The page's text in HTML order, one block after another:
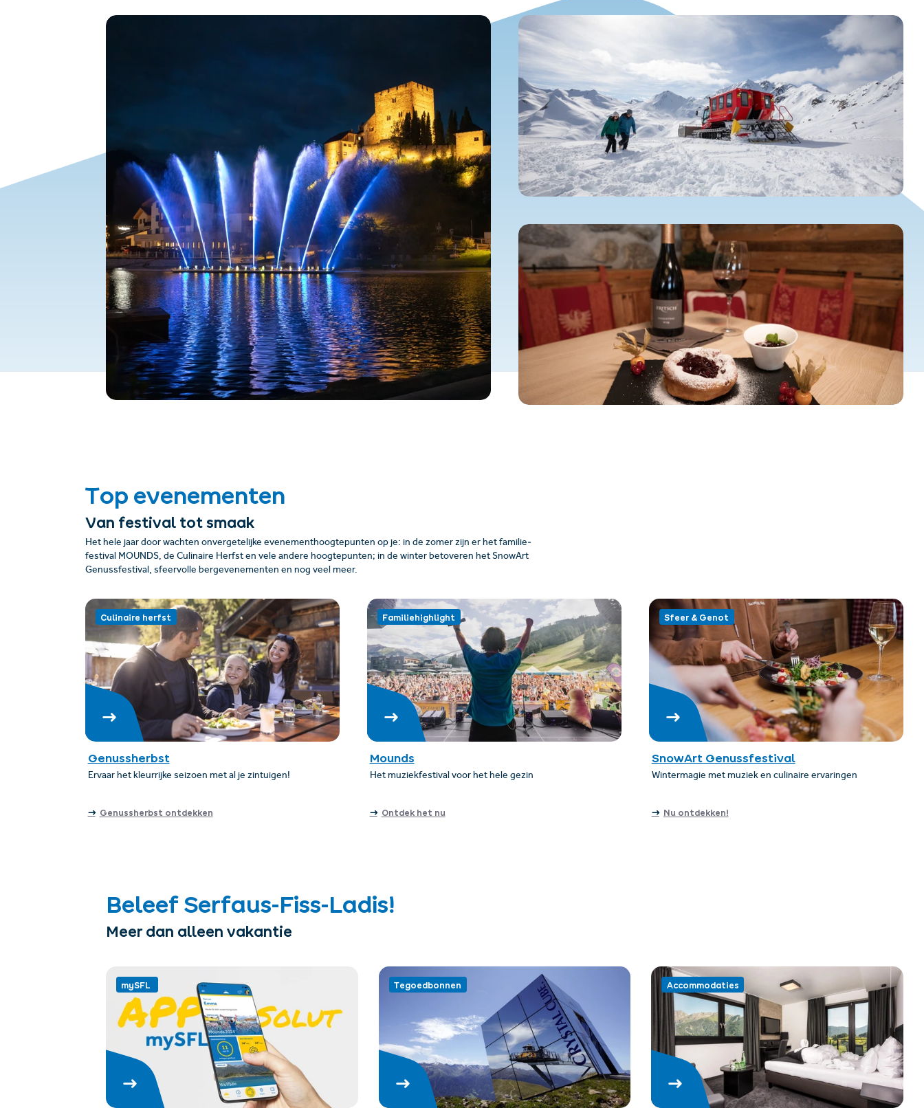
Top evenementen
Van festival tot smaak
Het hele jaar door wachten onvergetelijke evenementhoogtepunten op je: in de zomer zijn er het familie­
festival MOUNDS, de Culinaire Herfst en vele andere hoogtepunten; in de winter betoveren het SnowArt
Genussfestival, sfeervolle berg­evenementen en nog veel meer.
Culinaire herfst
Genussherbst
Ervaar het kleurrijke seizoen met al je zintuigen!
Genussherbst ontdekken
Familiehighlight
Mounds
Het muziekfestival voor het hele gezin
Ontdek het nu
Sfeer & Genot
SnowArt Genussfestival
Wintermagie met muziek en culinaire ervaringen
Nu ontdekken!
Beleef Serfaus-Fiss-Ladis!
Meer dan alleen vakantie
mySFL Tegoedbonnen Accommodaties